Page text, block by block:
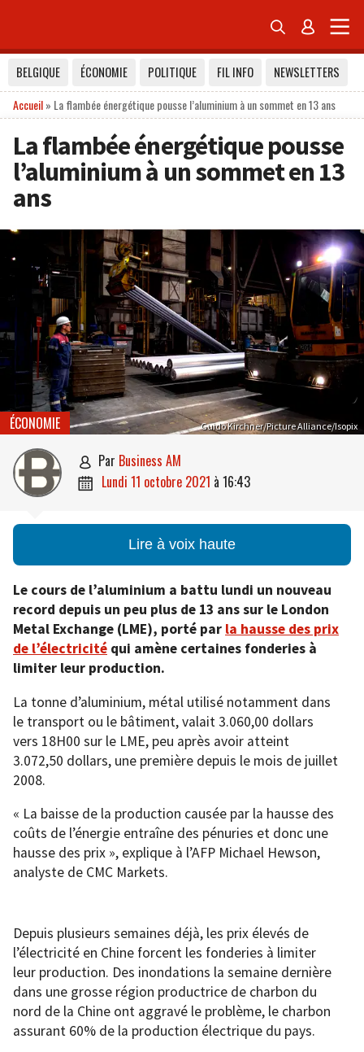
 
BELGIQUE ÉCONOMIE POLITIQUE FIL INFO
NEWSLETTERS
Accueil» La flambée énergétique pousse l’aluminium à un sommet en 13 ans
La flambée énergétique pousse
l’aluminium à un sommet en 13
ans
Guido Kirchner/Picture Alliance/Isopix
ÉCONOMIE
 par Business AM
 lundi 11 octobre 2021 à 16:43
Lire à voix haute
Le cours de l’aluminium a battu lundi un nouveau
record depuis un peu plus de 13 ans sur le London
Metal Exchange (LME), porté par la hausse des prix
de l’électricité qui amène certaines fonderies à
limiter leur production.
La tonne d’aluminium, métal utilisé notamment dans
le transport ou le bâtiment, valait 3.060,00 dollars
vers 18H00 sur le LME, peu après avoir atteint
3.072,50 dollars, une première depuis le mois de juillet
2008.
« La baisse de la production causée par la hausse des
coûts de l’énergie entraîne des pénuries et donc une
hausse des prix », explique à l’AFP Michael Hewson,
analyste de CMC Markets.
Depuis plusieurs semaines déjà, les prix élevés de
l’électricité en Chine forcent les fonderies à limiter
leur production. Des inondations la semaine dernière
dans une grosse région productrice de charbon du
nord de la Chine ont aggravé le problème, le charbon
assurant 60% de la production électrique du pays.